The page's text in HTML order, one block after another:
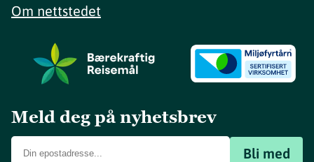
Om nettstedet
Meld deg på nyhetsbrev
Bli med